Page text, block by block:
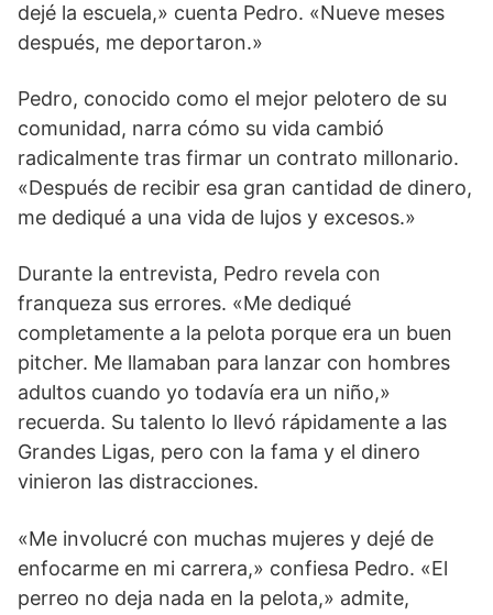
dejé la escuela,» cuenta Pedro. «Nueve meses
después, me deportaron.»
Pedro, conocido como el mejor pelotero de su
comunidad, narra cómo su vida cambió
radicalmente tras firmar un contrato millonario.
«Después de recibir esa gran cantidad de dinero,
me dediqué a una vida de lujos y excesos.»
Durante la entrevista, Pedro revela con
franqueza sus errores. «Me dediqué
completamente a la pelota porque era un buen
pitcher. Me llamaban para lanzar con hombres
adultos cuando yo todavía era un niño,»
recuerda. Su talento lo llevó rápidamente a las
Grandes Ligas, pero con la fama y el dinero
vinieron las distracciones.
«Me involucré con muchas mujeres y dejé de
enfocarme en mi carrera,» confiesa Pedro. «El
perreo no deja nada en la pelota,» admite,